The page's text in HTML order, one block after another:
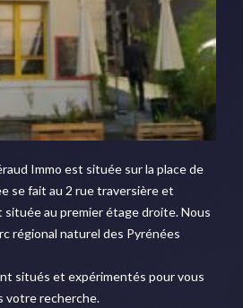
Immo est située sur la place de
se fait au 2 rue traversière et
située au premier étage droite. Nous
régional naturel des Pyrénées
situés et expérimentés pour vous
votre recherche.